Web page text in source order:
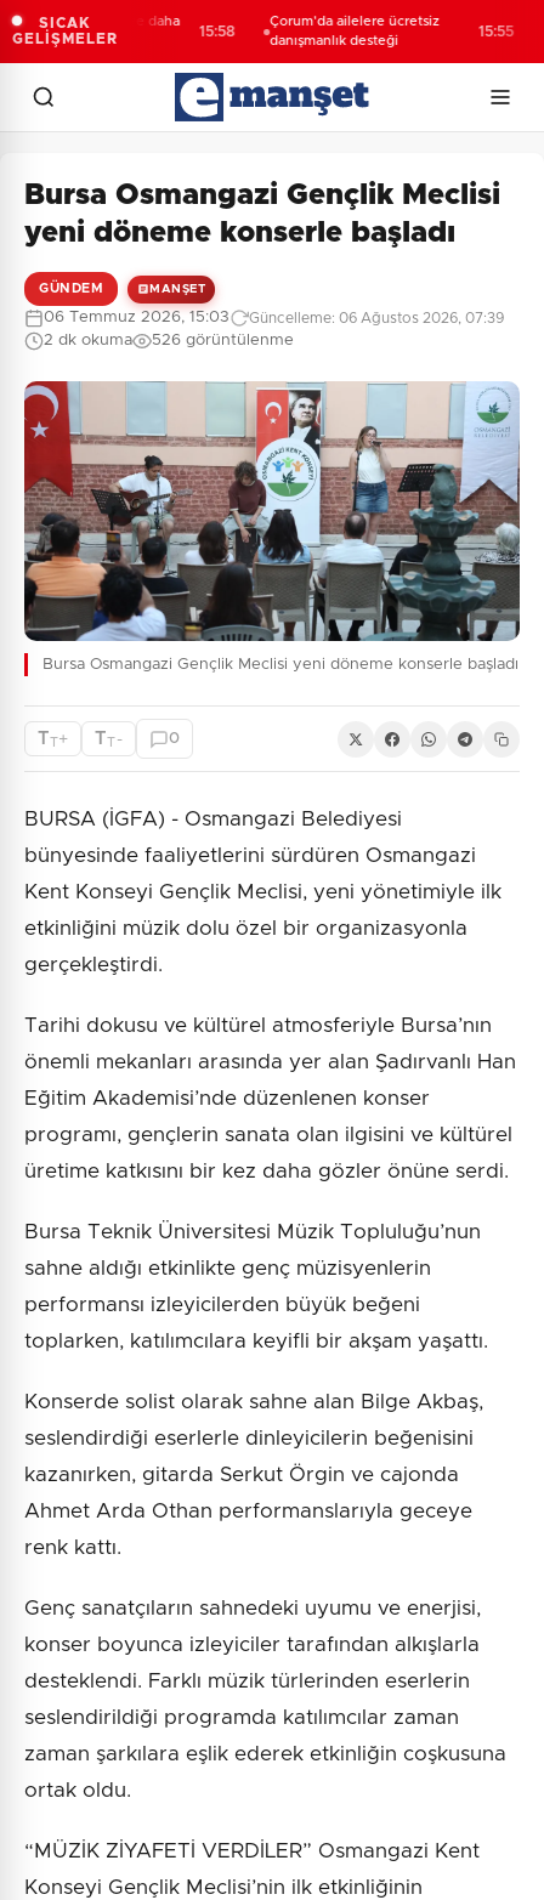
SICAK
GELİŞMELER
3 mahalleye daha
yatırım
15:58
Çorum'da ailelere ücretsiz
danışmanlık desteği
15:55
Bursa Osmangazi Gençlik Meclisi
yeni döneme konserle başladı
GÜNDEM MANŞET
06 Temmuz 2026, 15:03 Güncelleme: 06 Ağustos 2026, 07:39
2 dk okuma 526 görüntülenme
Bursa Osmangazi Gençlik Meclisi yeni döneme konserle başladı
TT+ TT - 0
BURSA (İGFA) - Osmangazi Belediyesi
bünyesinde faaliyetlerini sürdüren Osmangazi
Kent Konseyi Gençlik Meclisi, yeni yönetimiyle ilk
etkinliğini müzik dolu özel bir organizasyonla
gerçekleştirdi.
Tarihi dokusu ve kültürel atmosferiyle Bursa’nın
önemli mekanları arasında yer alan Şadırvanlı Han
Eğitim Akademisi’nde düzenlenen konser
programı, gençlerin sanata olan ilgisini ve kültürel
üretime katkısını bir kez daha gözler önüne serdi.
Bursa Teknik Üniversitesi Müzik Topluluğu’nun
sahne aldığı etkinlikte genç müzisyenlerin
performansı izleyicilerden büyük beğeni
toplarken, katılımcılara keyifli bir akşam yaşattı.
Konserde solist olarak sahne alan Bilge Akbaş,
seslendirdiği eserlerle dinleyicilerin beğenisini
kazanırken, gitarda Serkut Örgin ve cajonda
Ahmet Arda Othan performanslarıyla geceye
renk kattı.
Genç sanatçıların sahnedeki uyumu ve enerjisi,
konser boyunca izleyiciler tarafından alkışlarla
desteklendi. Farklı müzik türlerinden eserlerin
seslendirildiği programda katılımcılar zaman
zaman şarkılara eşlik ederek etkinliğin coşkusuna
ortak oldu.
“MÜZİK ZİYAFETİ VERDİLER” Osmangazi Kent
Konseyi Gençlik Meclisi’nin ilk etkinliğinin